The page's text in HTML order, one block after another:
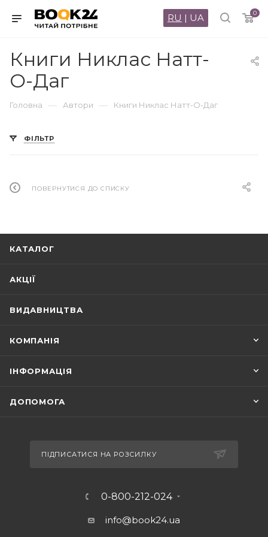
0
RU | UA
Книги Никлас Натт-
О-Даг
Головна — Автори — Книги Никлас Натт-О-Даг
ФІЛЬТР
ПОВЕРНУТИСЯ ДО СПИСКУ
КАТАЛОГ
АКЦІЇ
ВИДАВНИЦТВА
КОМПАНІЯ
ІНФОРМАЦІЯ
ДОПОМОГА
ПІДПИСАТИСЯ НА РОЗСИЛКУ
0-800-212-024
info@book24.ua